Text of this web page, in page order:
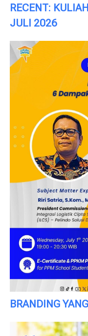
RECENT:
JULI 2026
BRANDING